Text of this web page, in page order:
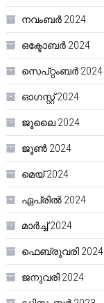
നവംബർ 2024
ഒക്ടോബർ 2024
സെപ്റ്റംബർ 2024
ഓഗസ്റ്റ്‌ 2024
ജൂലൈ 2024
ജൂൺ 2024
മെയ്‌ 2024
ഏപ്രിൽ 2024
മാർച്ച്‌ 2024
ഫെബ്രുവരി 2024
ജനുവരി 2024